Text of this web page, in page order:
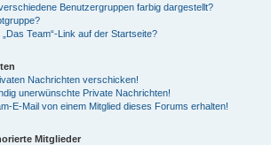
Benutzergruppen farbig dargestellt?
Team“-Link auf der Startseite?
Nachrichten verschicken!
unerwünschte Private Nachrichten!
E-Mail von einem Mitglied dieses Forums erhalten!
Mitglieder